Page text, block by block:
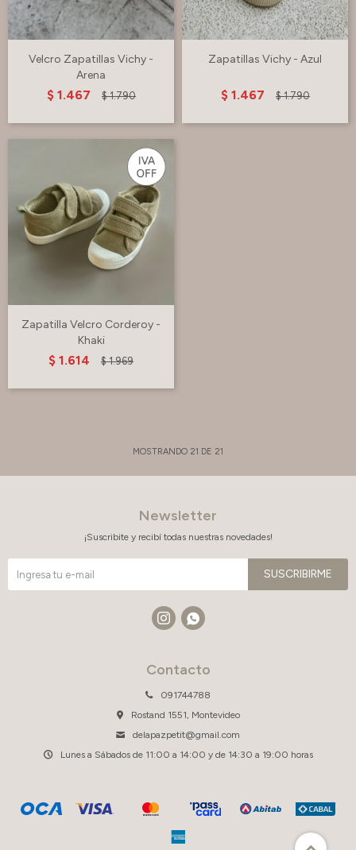
Velcro Zapatillas Vichy -
Arena
$ 1.467 $ 1.790
Zapatillas Vichy - Azul
$ 1.467 $ 1.790
Zapatilla Velcro Corderoy -
Khaki
$ 1.614 $ 1.969
MOSTRANDO 21 DE 21
Contacto
091744788
Rostand 1551, Montevideo
delapazpetit@gmail.com
Lunes a Sábados de 11:00 a 14:00 y de 14:30 a 19:00 horas
Newsletter
¡Suscribite y recibí todas nuestras novedades!
SUSCRIBIRME
 